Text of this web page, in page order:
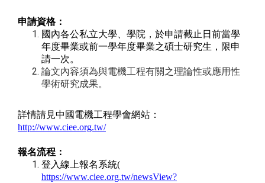
申請資格：
國內各公私立大學、學院，於申請截止日前當學
年度畢業或前一學年度畢業之碩士研究生，限申
請一次。
論文內容須為與電機工程有關之理論性或應用性
學術研究成果。
詳情請見中國電機工程學會網站：
http://www.ciee.org.tw/
報名流程：
登入線上報名系統(
https://www.ciee.org.tw/newsView?